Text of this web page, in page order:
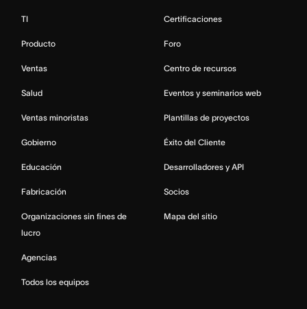
TI
Producto
Ventas
Salud
Ventas minoristas
Gobierno
Educación
Fabricación
Organizaciones sin fines de
lucro
Agencias
Todos los equipos
Certificaciones
Foro
Centro de recursos
Eventos y seminarios web
Plantillas de proyectos
Éxito del Cliente
Desarrolladores y API
Socios
Mapa del sitio